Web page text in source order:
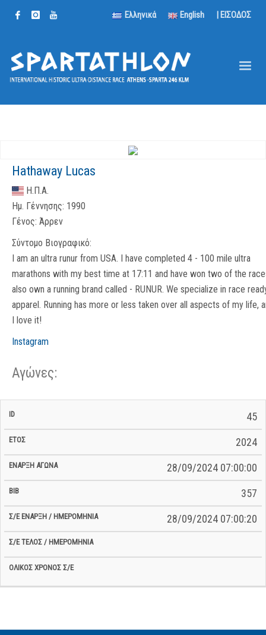
Ελληνικά English | ΕΙΣΟΔΟΣ
Hathaway Lucas
Η.Π.Α.
Ημ. Γέννησης: 1990
Γένος: Άρρεν
Σύντομο Βιογραφικό:
I am an ultra runur from USA. I have completed 4 - 100 mile ultra
marathons with my best time at 17:11 and have won two of the
also own a running brand called - RUNUR. We specialize in race
apparel. Running has more or less taken over all aspects of my life,
I love it!
Instagram
Αγώνες:
Αγώνα
Ημερομηνία
45
2024
28/09/2024 07:00:00
357
28/09/2024 07:00:20